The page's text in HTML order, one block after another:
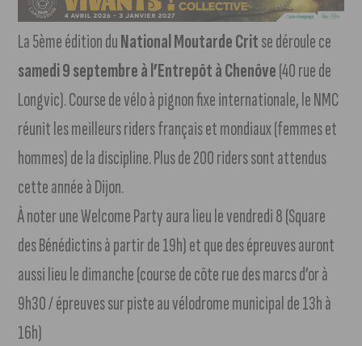
La 5ème édition duNational Moutarde Critse déroule ce
samedi 9 septembre à l’Entrepôt à Chenôve(40 rue de
Longvic). Course de vélo à pignon fixe internationale, le NMC
réunit les meilleurs riders français et mondiaux (femmes et
hommes) de la discipline. Plus de 200 riders sont attendus
cette année à Dijon.
À noter une Welcome Party aura lieu le vendredi 8 (Square
des Bénédictins à partir de 19h) et que des épreuves auront
aussi lieu le dimanche (course de côte rue des marcs d’or à
9h30 / épreuves sur piste au vélodrome municipal de 13h à
16h)